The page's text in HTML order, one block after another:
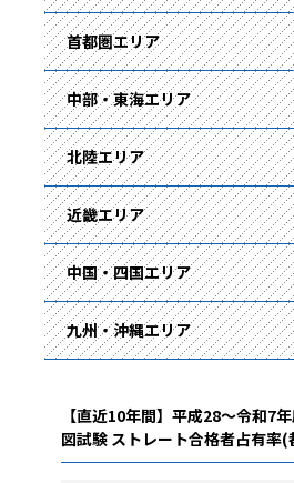
首都圏エリア
中部・東海エリア
北陸エリア
近畿エリア
中国・四国エリア
九州・沖縄エリア
【直近10年間】平成28～令和7
図試験 ストレート合格者占有率(